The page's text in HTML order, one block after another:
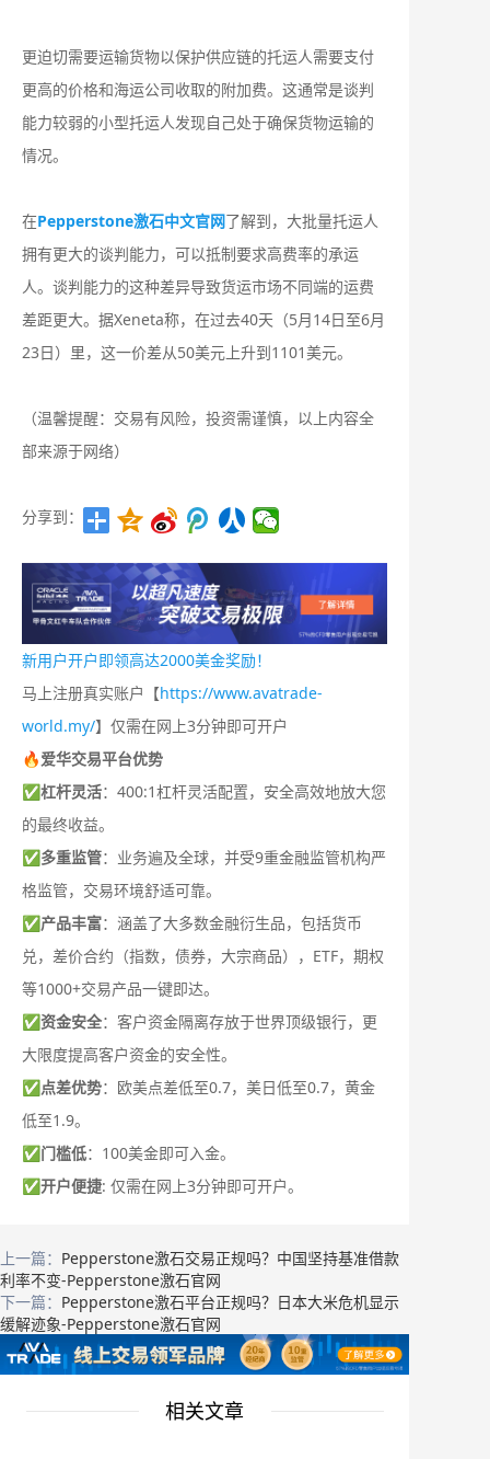
更迫切需要运输货物以保护供应链的托运人需要支付
更高的价格和海运公司收取的附加费。这通常是谈判
能力较弱的小型托运人发现自己处于确保货物运输的
情况。
在Pepperstone激石中文官网了解到，大批量托运人
拥有更大的谈判能力，可以抵制要求高费率的承运
人。谈判能力的这种差异导致货运市场不同端的运费
差距更大。据Xeneta称，在过去40天（5月14日至6月
23日）里，这一价差从50美元上升到1101美元。
（温馨提醒：交易有风险，投资需谨慎，以上内容全
部来源于网络）
分享到：
新用户开户即领高达2000美金奖励！
马上注册真实账户【https://www.avatrade-
world.my/】仅需在网上3分钟即可开户
🔥爱华交易平台优势
✅杠杆灵活：400:1杠杆灵活配置，安全高效地放大您
的最终收益。
✅多重监管：业务遍及全球，并受9重金融监管机构严
格监管，交易环境舒适可靠。
✅产品丰富：涵盖了大多数金融衍生品，包括货币
兑，差价合约（指数，债券，大宗商品），ETF，期权
等1000+交易产品一键即达。
✅资金安全：客户资金隔离存放于世界顶级银行，更
大限度提高客户资金的安全性。
✅点差优势：欧美点差低至0.7，美日低至0.7，黄金
低至1.9。
✅门槛低：100美金即可入金。
✅开户便捷: 仅需在网上3分钟即可开户。
上一篇： Pepperstone激石交易正规吗？中国坚持基准借款
利率不变-Pepperstone激石官网
下一篇： Pepperstone激石平台正规吗？日本大米危机显示
缓解迹象-Pepperstone激石官网
相关文章